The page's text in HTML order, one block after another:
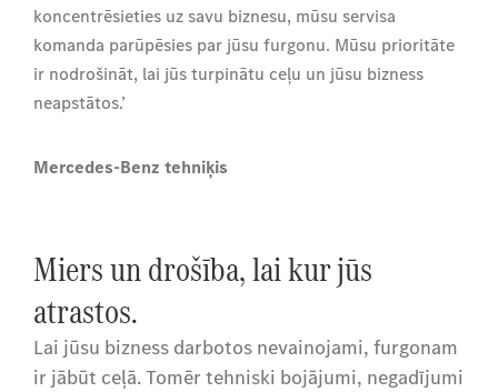
koncentrēsieties uz savu biznesu, mūsu servisa
komanda parūpēsies par jūsu furgonu. Mūsu prioritāte
ir nodrošināt, lai jūs turpinātu ceļu un jūsu bizness
neapstātos.’
Mercedes-Benz tehniķis
Miers un drošība, lai kur jūs
atrastos.
Lai jūsu bizness darbotos nevainojami, furgonam
ir jābūt ceļā. Tomēr tehniski bojājumi, negadījumi